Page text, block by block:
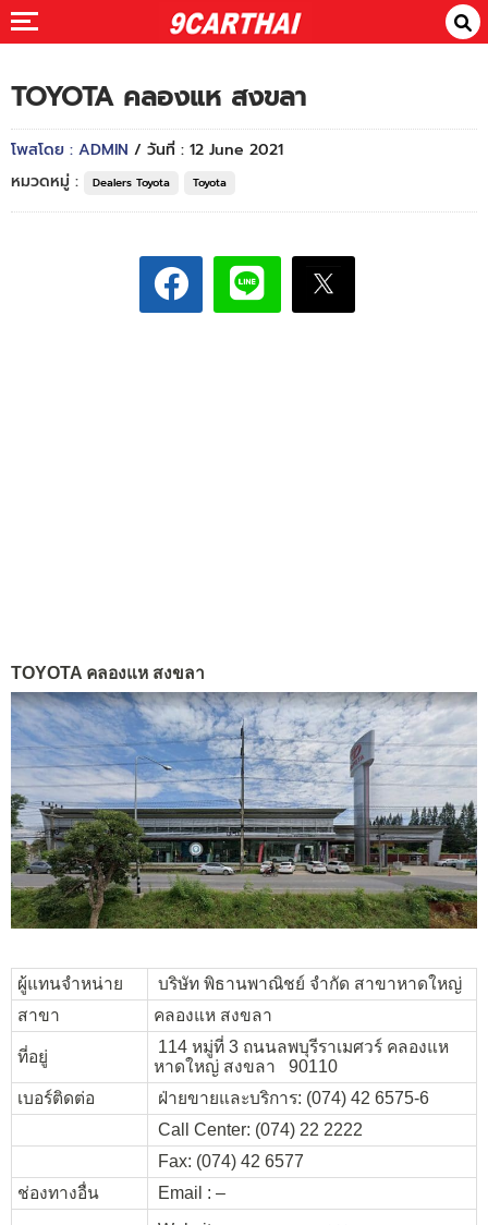
TOYOTA คลองแห สงขลา
โพสโดย : ADMIN / วันที่ : 12 June 2021
หมวดหมู่ :
Dealers Toyota Toyota
TOYOTA คลองแห สงขลา
ผู้แทนจำหน่าย
บริษัท พิธานพาณิชย์ จำกัด สาขาหาดใหญ่
สาขา
คลองแห สงขลา
ที่อยู่
114 หมู่ที่ 3 ถนนลพบุรีราเมศวร์ คลองแห
หาดใหญ่ สงขลา 90110
เบอร์ติดต่อ
ฝ่ายขายและบริการ: (074) 42 6575-6
Call Center: (074) 22 2222
Fax: (074) 42 6577
ช่องทางอื่น
Email : –